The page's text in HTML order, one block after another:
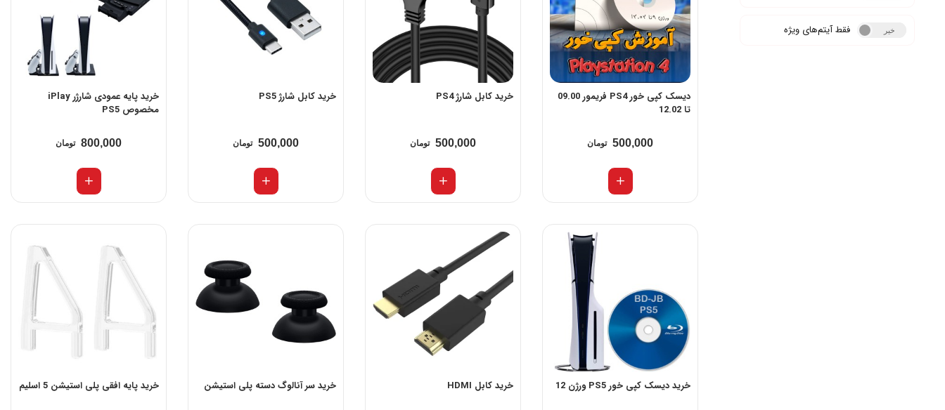
بله خیر فقط آیتم‌های ویژه
دیسک کپی خور PS4 فریمور 09.00
تا 12.02
500,000 تومان
خرید کابل شارژ PS4
500,000 تومان
خرید کابل شارژ PS5
500,000 تومان
خرید پایه عمودی شارژر iPlay
مخصوص PS5
800,000 تومان
خرید دیسک کپی خور PS5 ورژن 12 خرید کابل HDMI خرید سر آنالوگ دسته پلی استیشن خرید پایه افقی پلی استیشن 5 اسلیم